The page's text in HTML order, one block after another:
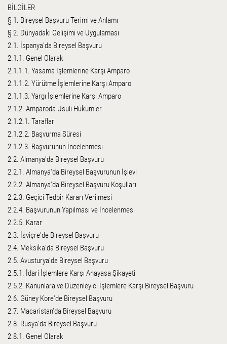
BİLGİLER
§ 1. Bireysel Başvuru Terimi ve Anlamı
§ 2. Dünyadaki Gelişimi ve Uygulaması
2.1. İspanya'da Bireysel Başvuru
2.1.1. Genel Olarak
2.1.1.1. Yasama İşlemlerine Karşı Amparo
2.1.1.2. Yürütme İşlemlerine Karşı Amparo
2.1.1.3. Yargı İşlemlerine Karşı Amparo
2.1.2. Amparoda Usuli Hükümler
2.1.2.1. Taraflar
2.1.2.2. Başvurma Süresi
2.1.2.3. Başvurunun İncelenmesi
2.2. Almanya'da Bireysel Başvuru
2.2.1. Almanya'da Bireysel Başvurunun İşlevi
2.2.2. Almanya'da Bireysel Başvuru Koşulları
2.2.3. Geçici Tedbir Kararı Verilmesi
2.2.4. Başvurunun Yapılması ve İncelenmesi
2.2.5. Karar
2.3. İsviçre'de Bireysel Başvuru
2.4. Meksika'da Bireysel Başvuru
2.5. Avusturya'da Bireysel Başvuru
2.5.1. İdari İşlemlere Karşı Anayasa Şikayeti
2.5.2. Kanunlara ve Düzenleyici İşlemlere Karşı Bireysel Başvuru
2.6. Güney Kore'de Bireysel Başvuru
2.7. Macaristan'da Bireysel Başvuru
2.8. Rusya'da Bireysel Başvuru
2.8.1. Genel Olarak